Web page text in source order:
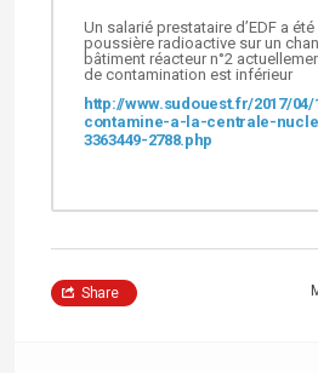
Un salarié prestataire d’EDF a
poussière radioactive sur un
bâtiment réacteur n°2
de contamination est inférieur
http://www.sudouest.fr/2017/
contamine-a-la-centrale-
3363449-2788.php
Share